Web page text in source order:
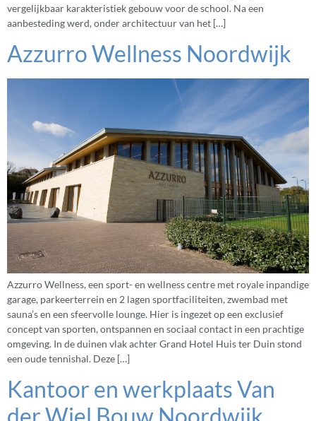
vergelijkbaar karakteristiek gebouw voor de school. Na een
aanbesteding werd, onder architectuur van het […]
Azzurro Wellness Noordwijk
Azzurro Wellness, een sport- en wellness centre met royale inpandige
garage, parkeerterrein en 2 lagen sportfaciliteiten, zwembad met
sauna’s en een sfeervolle lounge. Hier is ingezet op een exclusief
concept van sporten, ontspannen en sociaal contact in een prachtige
omgeving. In de duinen vlak achter Grand Hotel Huis ter Duin stond
een oude tennishal. Deze […]
Kantoor en werkplaats Van